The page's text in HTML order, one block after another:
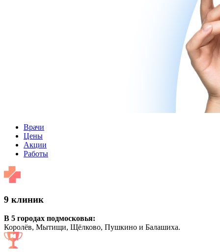
Врачи
Цены
Акции
Работы
9 клиник
В 5 городах подмосковья:
Королёв, Мытищи, Щёлково, Пушкино и Балашиха.